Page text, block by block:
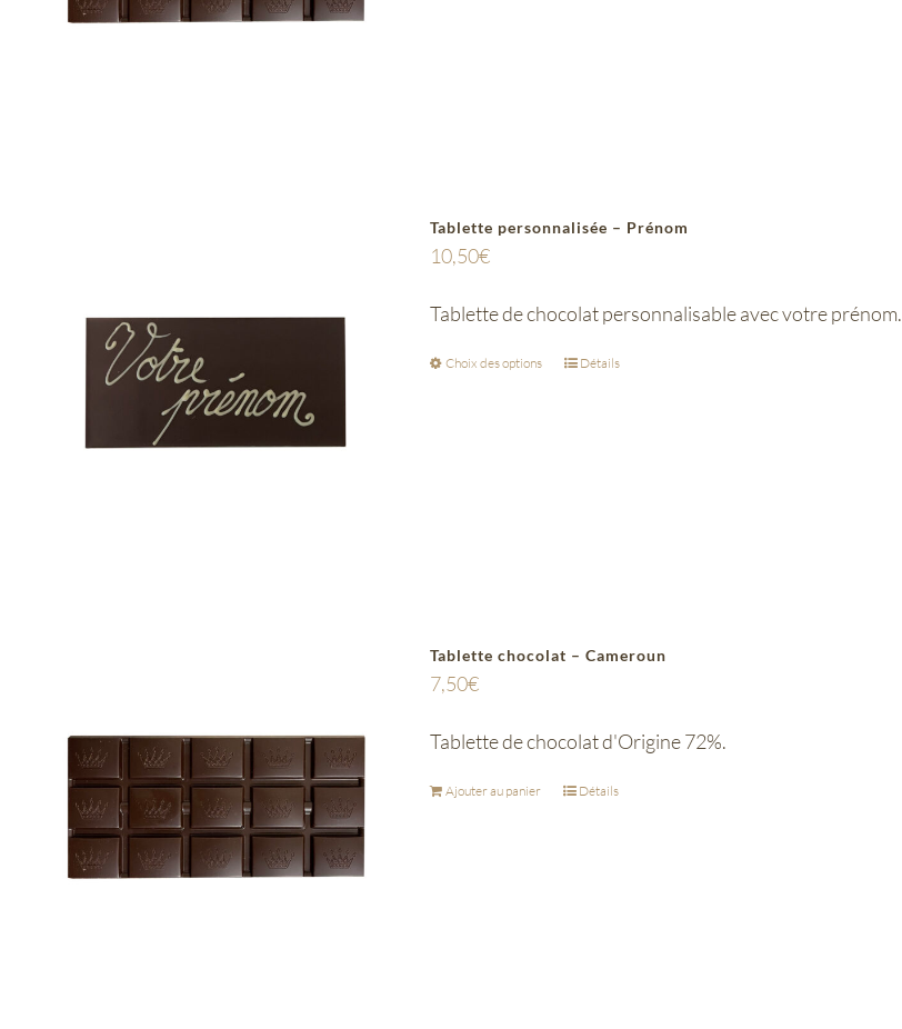
Tablette personnalisée – Prénom
10,50€
Tablette de chocolat personnalisable avec votre prénom.
Choix des options Détails
Tablette chocolat – Cameroun
7,50€
Tablette de chocolat d'Origine 72%.
Ajouter au panier Détails